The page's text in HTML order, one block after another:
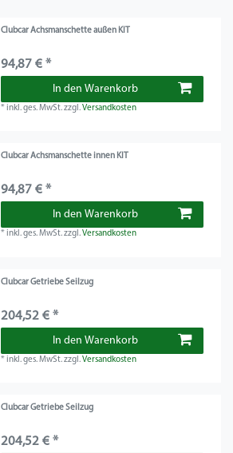
Clubcar Achsmanschette außen KIT
94,87 € *
In den Warenkorb
*inkl. ges. MwSt.zzgl.Versandkosten
Clubcar Achsmanschette innen KIT
94,87 € *
In den Warenkorb
*inkl. ges. MwSt.zzgl.Versandkosten
Clubcar Getriebe Seilzug
204,52 € *
In den Warenkorb
*inkl. ges. MwSt.zzgl.Versandkosten
Clubcar Getriebe Seilzug
204,52 € *